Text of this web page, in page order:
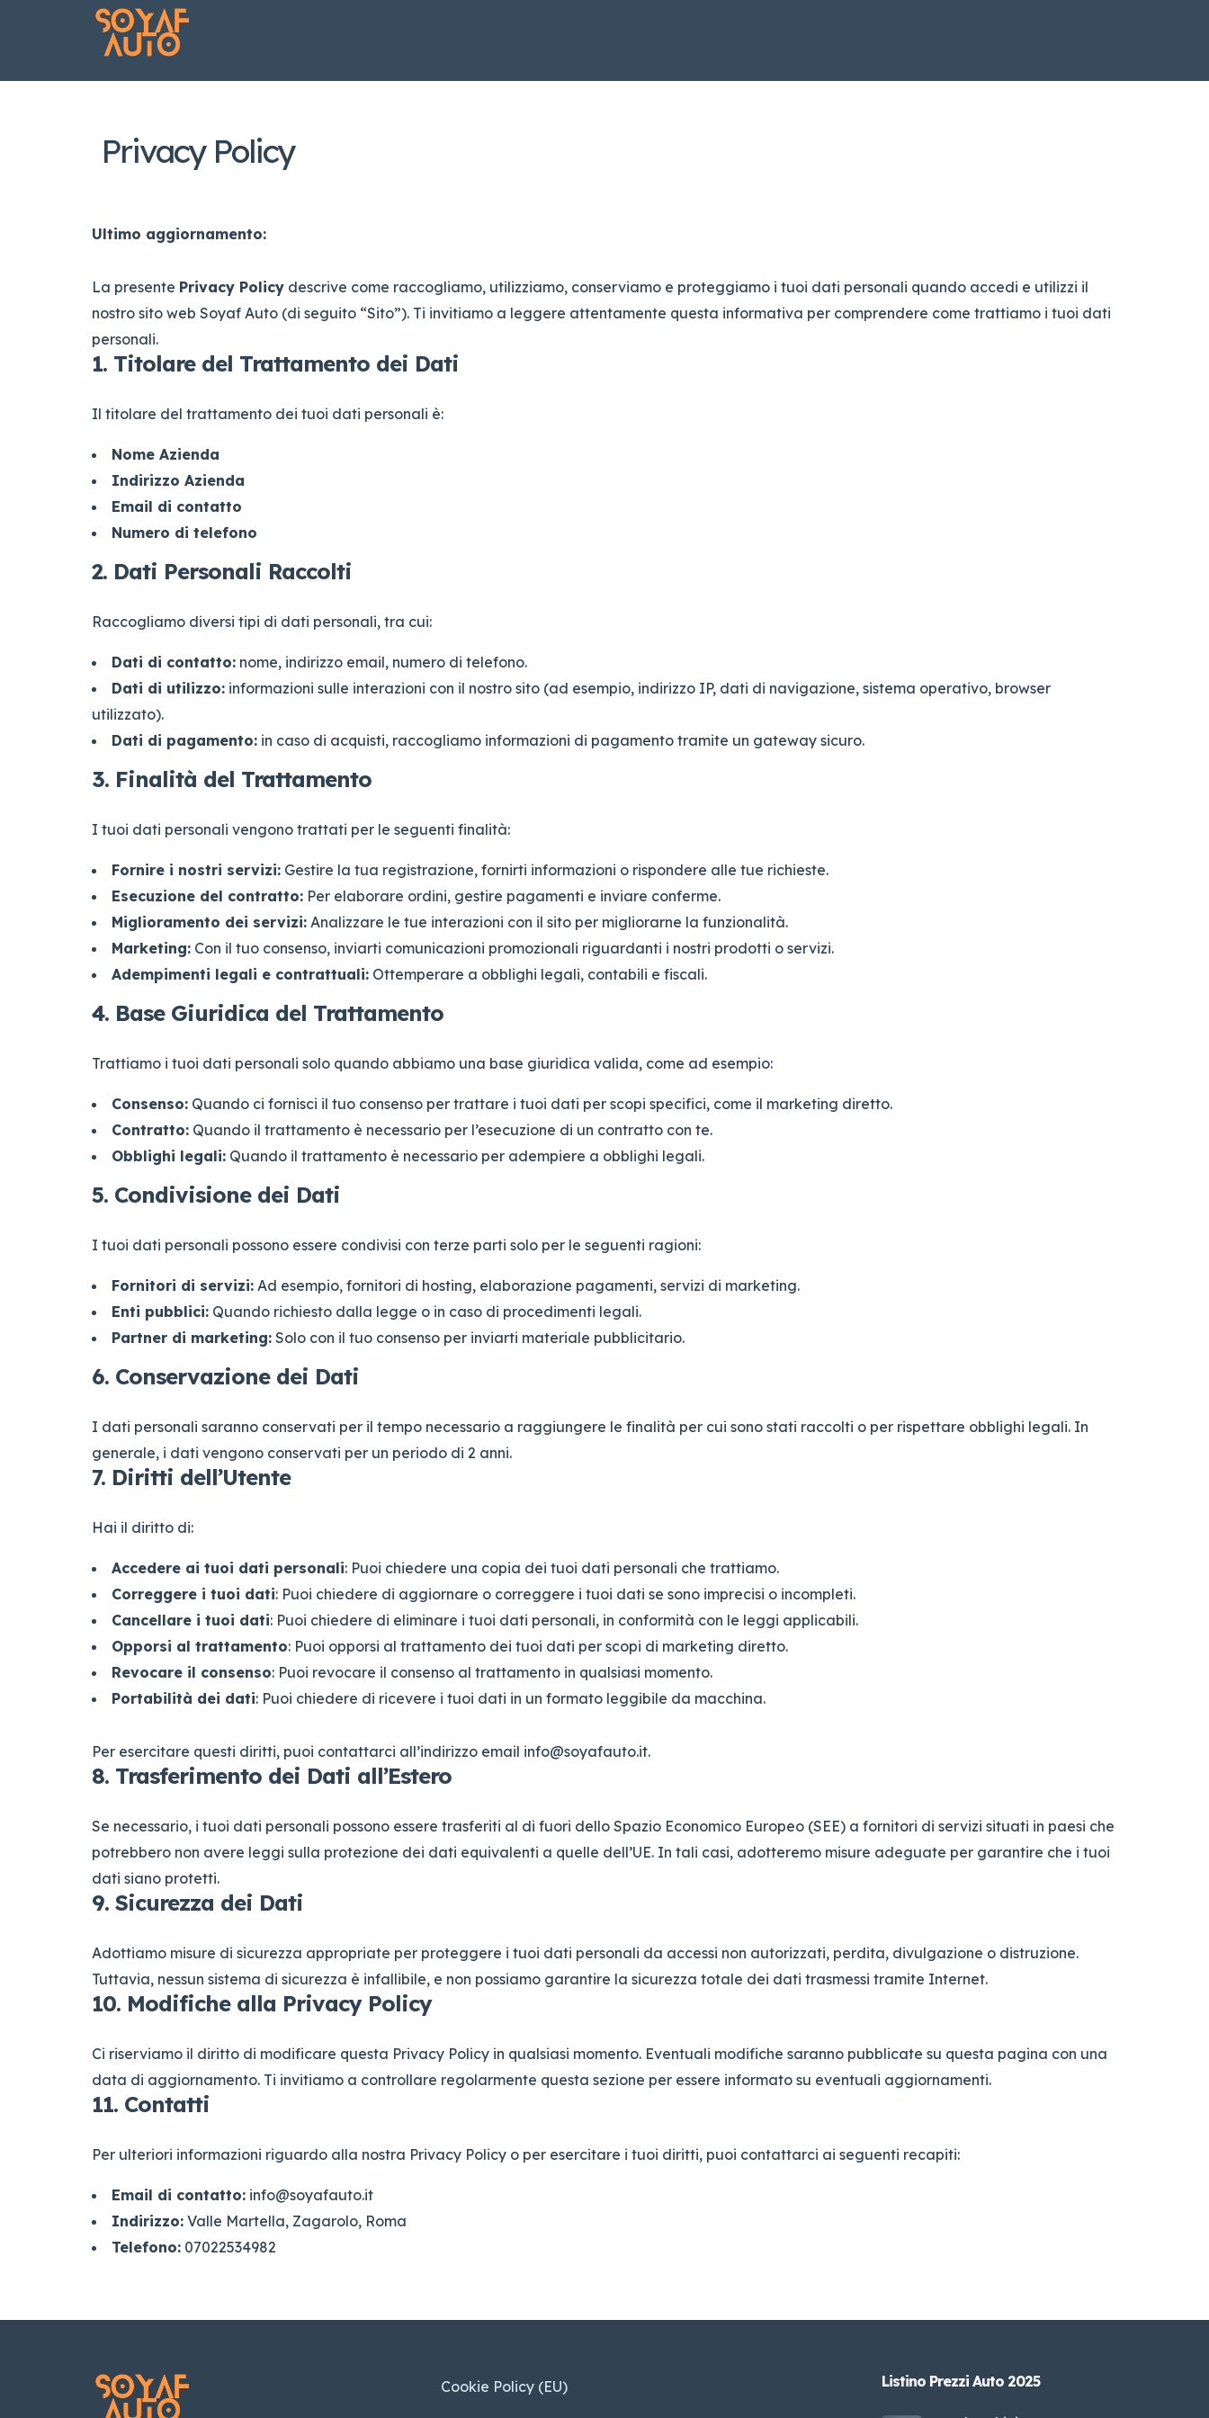
Privacy Policy
Ultimo aggiornamento:
La presente Privacy Policy descrive come raccogliamo, utilizziamo, conserviamo e proteggiamo i tuoi dati personali quando accedi e utilizzi il
nostro sito web Soyaf Auto (di seguito “Sito”). Ti invitiamo a leggere attentamente questa informativa per comprendere come trattiamo i tuoi dati
personali.
1. Titolare del Trattamento dei Dati
Il titolare del trattamento dei tuoi dati personali è:
Nome Azienda
Indirizzo Azienda
Email di contatto
Numero di telefono
2. Dati Personali Raccolti
Raccogliamo diversi tipi di dati personali, tra cui:
Dati di contatto: nome, indirizzo email, numero di telefono.
Dati di utilizzo: informazioni sulle interazioni con il nostro sito (ad esempio, indirizzo IP, dati di navigazione, sistema operativo, browser
utilizzato).
Dati di pagamento: in caso di acquisti, raccogliamo informazioni di pagamento tramite un gateway sicuro.
3. Finalità del Trattamento
I tuoi dati personali vengono trattati per le seguenti finalità:
Fornire i nostri servizi: Gestire la tua registrazione, fornirti informazioni o rispondere alle tue richieste.
Esecuzione del contratto: Per elaborare ordini, gestire pagamenti e inviare conferme.
Miglioramento dei servizi: Analizzare le tue interazioni con il sito per migliorarne la funzionalità.
Marketing: Con il tuo consenso, inviarti comunicazioni promozionali riguardanti i nostri prodotti o servizi.
Adempimenti legali e contrattuali: Ottemperare a obblighi legali, contabili e fiscali.
4. Base Giuridica del Trattamento
Trattiamo i tuoi dati personali solo quando abbiamo una base giuridica valida, come ad esempio:
Consenso: Quando ci fornisci il tuo consenso per trattare i tuoi dati per scopi specifici, come il marketing diretto.
Contratto: Quando il trattamento è necessario per l’esecuzione di un contratto con te.
Obblighi legali: Quando il trattamento è necessario per adempiere a obblighi legali.
5. Condivisione dei Dati
I tuoi dati personali possono essere condivisi con terze parti solo per le seguenti ragioni:
Fornitori di servizi: Ad esempio, fornitori di hosting, elaborazione pagamenti, servizi di marketing.
Enti pubblici: Quando richiesto dalla legge o in caso di procedimenti legali.
Partner di marketing: Solo con il tuo consenso per inviarti materiale pubblicitario.
6. Conservazione dei Dati
I dati personali saranno conservati per il tempo necessario a raggiungere le finalità per cui sono stati raccolti o per rispettare obblighi legali. In
generale, i dati vengono conservati per un periodo di 2 anni.
7. Diritti dell’Utente
Hai il diritto di:
Accedere ai tuoi dati personali: Puoi chiedere una copia dei tuoi dati personali che trattiamo.
Correggere i tuoi dati: Puoi chiedere di aggiornare o correggere i tuoi dati se sono imprecisi o incompleti.
Cancellare i tuoi dati: Puoi chiedere di eliminare i tuoi dati personali, in conformità con le leggi applicabili.
Opporsi al trattamento: Puoi opporsi al trattamento dei tuoi dati per scopi di marketing diretto.
Revocare il consenso: Puoi revocare il consenso al trattamento in qualsiasi momento.
Portabilità dei dati: Puoi chiedere di ricevere i tuoi dati in un formato leggibile da macchina.
Per esercitare questi diritti, puoi contattarci all’indirizzo email info@soyafauto.it.
8. Trasferimento dei Dati all’Estero
Se necessario, i tuoi dati personali possono essere trasferiti al di fuori dello Spazio Economico Europeo (SEE) a fornitori di servizi situati in paesi che
potrebbero non avere leggi sulla protezione dei dati equivalenti a quelle dell’UE. In tali casi, adotteremo misure adeguate per garantire che i tuoi
dati siano protetti.
9. Sicurezza dei Dati
Adottiamo misure di sicurezza appropriate per proteggere i tuoi dati personali da accessi non autorizzati, perdita, divulgazione o distruzione.
Tuttavia, nessun sistema di sicurezza è infallibile, e non possiamo garantire la sicurezza totale dei dati trasmessi tramite Internet.
10. Modifiche alla Privacy Policy
Ci riserviamo il diritto di modificare questa Privacy Policy in qualsiasi momento. Eventuali modifiche saranno pubblicate su questa pagina con una
data di aggiornamento. Ti invitiamo a controllare regolarmente questa sezione per essere informato su eventuali aggiornamenti.
11. Contatti
Per ulteriori informazioni riguardo alla nostra Privacy Policy o per esercitare i tuoi diritti, puoi contattarci ai seguenti recapiti:
Email di contatto: info@soyafauto.it
Indirizzo: Valle Martella, Zagarolo, Roma
Telefono: 07022534982
Cookie Policy (EU) Listino Prezzi Auto 2025